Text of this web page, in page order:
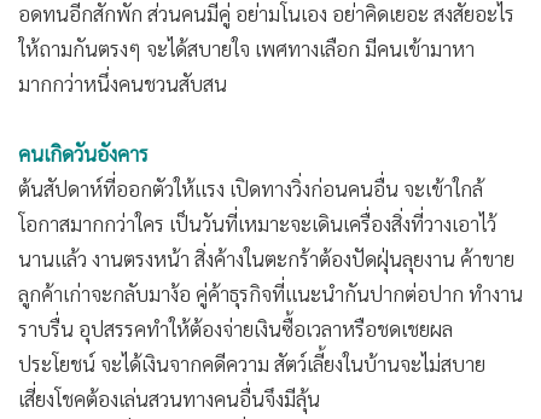
• News1
• Gotomanager
อดทนอีกสักพัก ส่วนคนมีคู่ อย่ามโนเอง อย่าคิดเยอะ สงสัยอะไร
ให้ถามกันตรงๆ จะได้สบายใจ เพศทางเลือก มีคนเข้ามาหา
มากกว่าหนึ่งคนชวนสับสน
คนเกิดวันอังคาร
ต้นสัปดาห์ที่ออกตัวให้แรง เปิดทางวิ่งก่อนคนอื่น จะเข้าใกล้
โอกาสมากกว่าใคร เป็นวันที่เหมาะจะเดินเครื่องสิ่งที่วางเอาไว้
นานแล้ว งานตรงหน้า สิ่งค้างในตะกร้าต้องปัดฝุ่นลุยงาน ค้าขาย
ลูกค้าเก่าจะกลับมาง้อ คู่ค้าธุรกิจที่แนะนำกันปากต่อปาก ทำงาน
ราบรื่น อุปสรรคทำให้ต้องจ่ายเงินซื้อเวลาหรือชดเชยผล
ประโยชน์ จะได้เงินจากคดีความ สัตว์เลี้ยงในบ้านจะไม่สบาย
เสี่ยงโชคต้องเล่นสวนทางคนอื่นจึงมีลุ้น